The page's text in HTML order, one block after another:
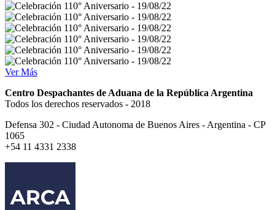
Ver Más
Centro Despachantes de Aduana de la República Argentina
Todos los derechos reservados - 2018
Defensa 302 - Ciudad Autonoma de Buenos Aires - Argentina - CP
1065
+54 11 4331 2338